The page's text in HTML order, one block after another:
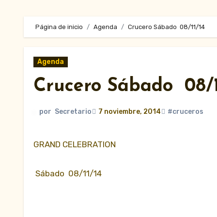
Página de inicio Agenda Crucero Sábado 08/11/14
Agenda
Crucero Sábado 08/
por Secretario 7 noviembre, 2014 #cruceros
GRAND CELEBRATION
Sábado 08/11/14